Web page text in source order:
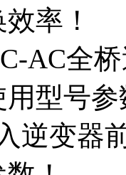
率！
AC全
型号参
逆变器